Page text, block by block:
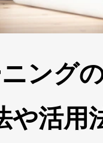
ング
や活用